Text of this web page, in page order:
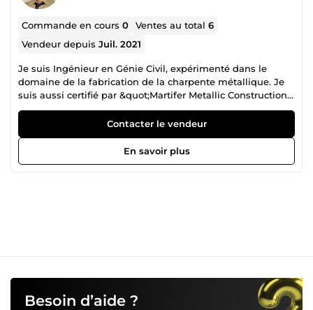
Commande en cours0 Ventes au total6
Vendeur depuisJuil. 2021
Je suis Ingénieur en Génie Civil, expérimenté dans le
domaine de la fabrication de la charpente métallique. Je
suis aussi certifié par &quot;Martifer Metallic Constructions
- Portugal&quot; en Dessin et Modélisation des Structures
– TEKLA. Je maitrise parfaitement le logiciel Tekla
Structures ainsi que AutoCAD.
Contacter le vendeur
En savoir plus
Besoin d’aide ?